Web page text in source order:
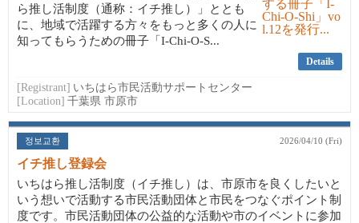
ら推し活制度（通称：イチ推し）」ととも
に、地域で活躍する方々をもっと多くの人に
知ってもらうための冊子「I-Chi-O-S...
Details
[Registrant] いちはら市民活動サポートセンター
[Location] 千葉県 市原市
정보교환 2026/04/10 (Fri)
イチ推し登録会
いちはら推し活制度（イチ推し）は、市原市を良くしたいと
いう想いで活動する市民活動団体と市民をつなぐポイント制
度です。市民活動団体の公益的な活動や市のイベントに参加